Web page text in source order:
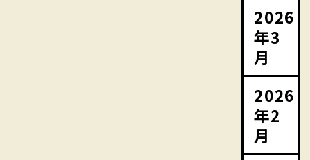
2026
年3
月
2026
年2
月